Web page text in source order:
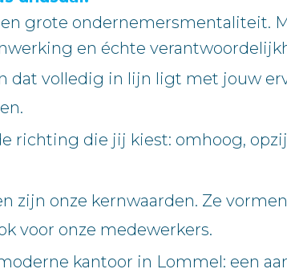
grote ondernemersmentaliteit.
en échte
dat volledig in lijn ligt met jouw
richting die jij kiest: omhoog,
zijn onze kernwaarden. Ze
voor onze medewerkers.
kantoor in Lommel: een